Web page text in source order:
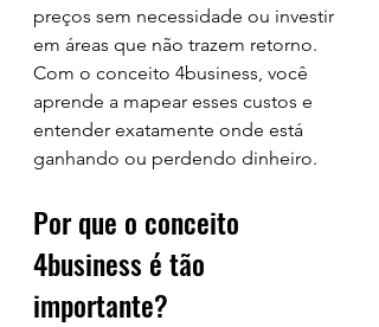
preços sem necessidade ou investir
em áreas que não trazem retorno.
Com o conceito 4business, você
aprende a mapear esses custos e
entender exatamente onde está
ganhando ou perdendo dinheiro.
Por que o conceito
4business é tão
importante?